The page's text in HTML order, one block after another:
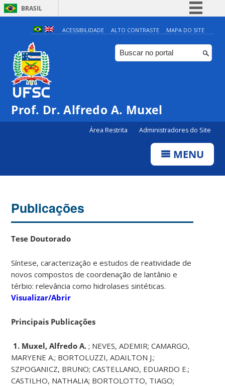
BRASIL
Simplifique!
Comunica BR
Participe
Canais
ACESSIBILIDADE ALTO CONTRASTE MAPA DO SITE
Prof. Dr. Alfredo A. Muxel
Área Restrita Administradores do Site
MENU
Publicações
Tese Doutorado
Síntese, caracterização e estudos de reatividade de
novos compostos de coordenação de lantânio e
térbio: relevância como hidrolases sintéticas.
Visualizar/Abrir
Principais Publicações
1. Muxel, Alfredo A. ; NEVES, ADEMIR; CAMARGO,
MARYENE A.; BORTOLUZZI, ADAILTON J.;
SZPOGANICZ, BRUNO; CASTELLANO, EDUARDO E.;
CASTILHO, NATHALIA; BORTOLOTTO, TIAGO;